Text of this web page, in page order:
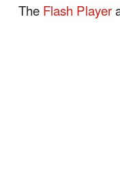
The Flash Player